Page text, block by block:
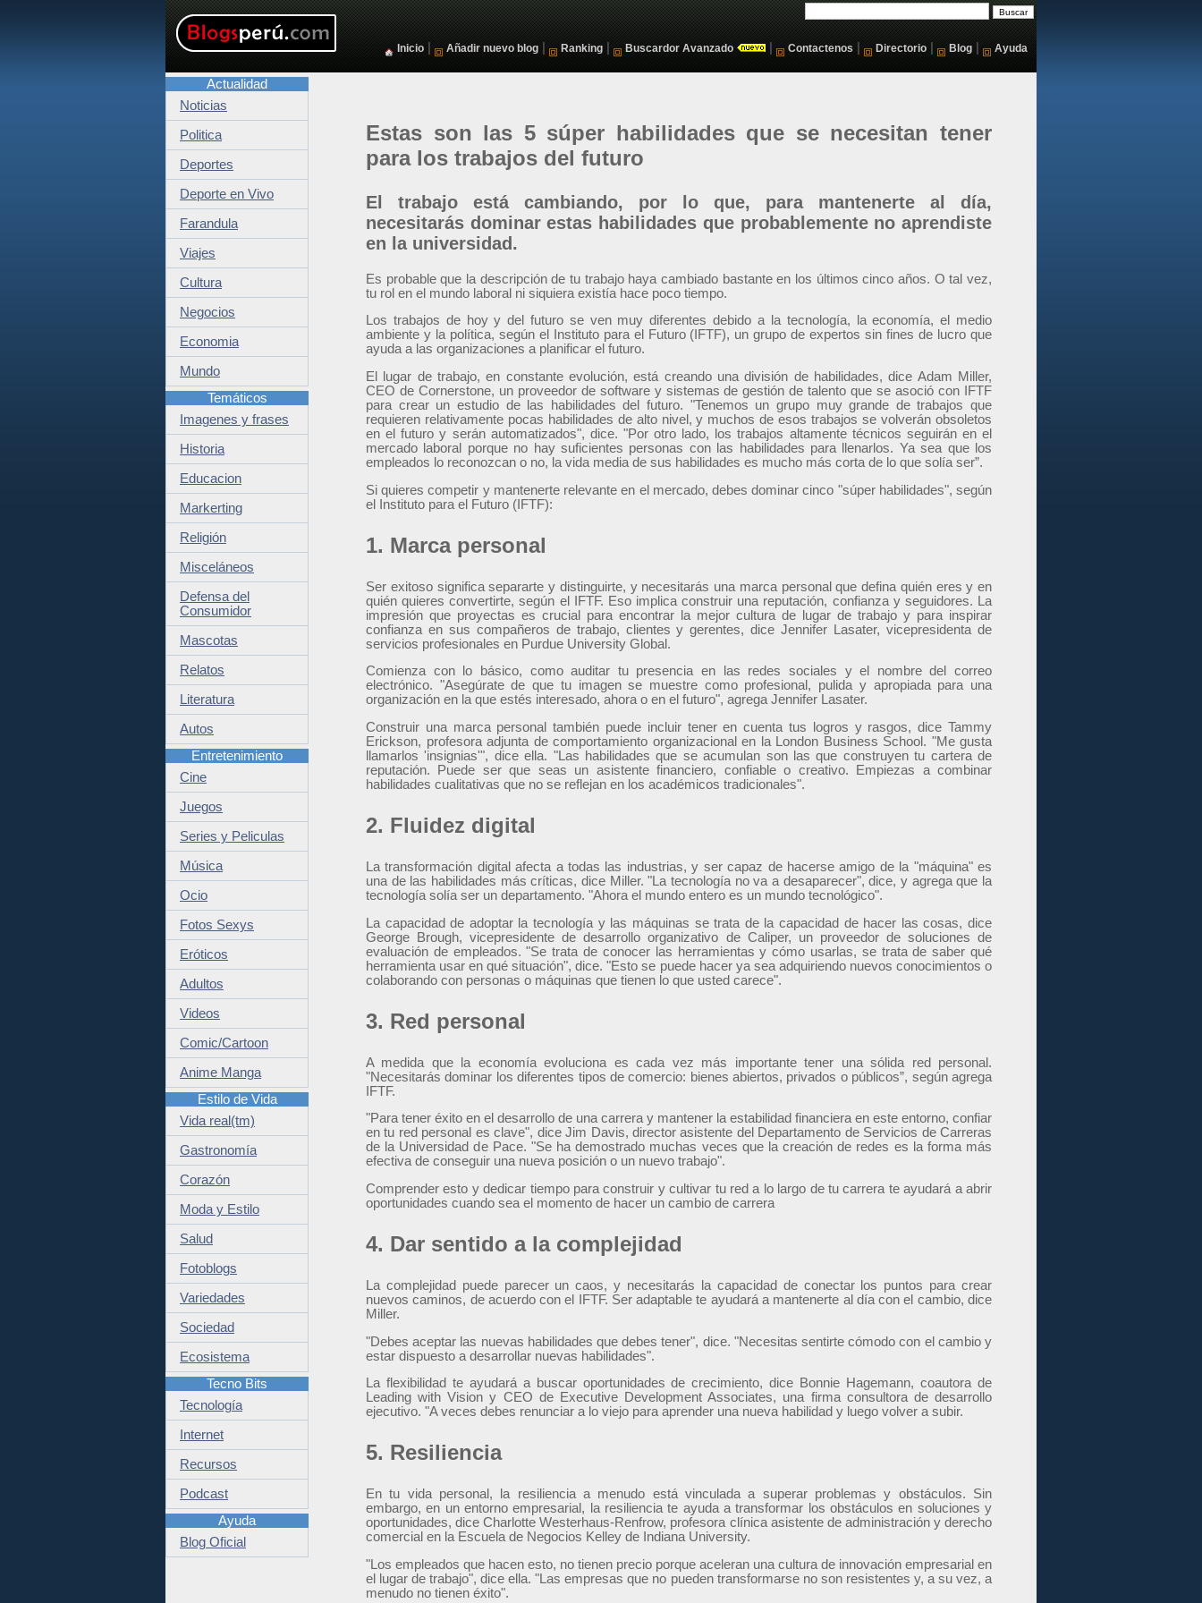
Inicio Añadir nuevo blog Ranking Buscardor Avanzado Contactenos Directorio Blog Ayuda
Estas son las 5 súper habilidades que se necesitan tener
para los trabajos del futuro
El trabajo está cambiando, por lo que, para mantenerte al día,
necesitarás dominar estas habilidades que probablemente no aprendiste
en la universidad.
Es probable que la descripción de tu trabajo haya cambiado bastante en los últimos cinco años. O tal vez,
tu rol en el mundo laboral ni siquiera existía hace poco tiempo.
Los trabajos de hoy y del futuro se ven muy diferentes debido a la tecnología, la economía, el medio
ambiente y la política, según el Instituto para el Futuro (IFTF), un grupo de expertos sin fines de lucro que
ayuda a las organizaciones a planificar el futuro.
El lugar de trabajo, en constante evolución, está creando una división de habilidades, dice Adam Miller,
CEO de Cornerstone, un proveedor de software y sistemas de gestión de talento que se asoció con IFTF
para crear un estudio de las habilidades del futuro. "Tenemos un grupo muy grande de trabajos que
requieren relativamente pocas habilidades de alto nivel, y muchos de esos trabajos se volverán obsoletos
en el futuro y serán automatizados", dice. "Por otro lado, los trabajos altamente técnicos seguirán en el
mercado laboral porque no hay suficientes personas con las habilidades para llenarlos. Ya sea que los
empleados lo reconozcan o no, la vida media de sus habilidades es mucho más corta de lo que solía ser”.
Si quieres competir y mantenerte relevante en el mercado, debes dominar cinco "súper habilidades", según
el Instituto para el Futuro (IFTF):
1. Marca personal
Ser exitoso significa separarte y distinguirte, y necesitarás una marca personal que defina quién eres y en
quién quieres convertirte, según el IFTF. Eso implica construir una reputación, confianza y seguidores. La
impresión que proyectas es crucial para encontrar la mejor cultura de lugar de trabajo y para inspirar
confianza en sus compañeros de trabajo, clientes y gerentes, dice Jennifer Lasater, vicepresidenta de
servicios profesionales en Purdue University Global.
Comienza con lo básico, como auditar tu presencia en las redes sociales y el nombre del correo
electrónico. "Asegúrate de que tu imagen se muestre como profesional, pulida y apropiada para una
organización en la que estés interesado, ahora o en el futuro", agrega Jennifer Lasater.
Construir una marca personal también puede incluir tener en cuenta tus logros y rasgos, dice Tammy
Erickson, profesora adjunta de comportamiento organizacional en la London Business School. "Me gusta
llamarlos 'insignias'", dice ella. "Las habilidades que se acumulan son las que construyen tu cartera de
reputación. Puede ser que seas un asistente financiero, confiable o creativo. Empiezas a combinar
habilidades cualitativas que no se reflejan en los académicos tradicionales".
2. Fluidez digital
La transformación digital afecta a todas las industrias, y ser capaz de hacerse amigo de la "máquina" es
una de las habilidades más críticas, dice Miller. "La tecnología no va a desaparecer", dice, y agrega que la
tecnología solía ser un departamento. "Ahora el mundo entero es un mundo tecnológico".
La capacidad de adoptar la tecnología y las máquinas se trata de la capacidad de hacer las cosas, dice
George Brough, vicepresidente de desarrollo organizativo de Caliper, un proveedor de soluciones de
evaluación de empleados. "Se trata de conocer las herramientas y cómo usarlas, se trata de saber qué
herramienta usar en qué situación", dice. "Esto se puede hacer ya sea adquiriendo nuevos conocimientos o
colaborando con personas o máquinas que tienen lo que usted carece".
3. Red personal
A medida que la economía evoluciona es cada vez más importante tener una sólida red personal.
"Necesitarás dominar los diferentes tipos de comercio: bienes abiertos, privados o públicos”, según agrega
IFTF.
"Para tener éxito en el desarrollo de una carrera y mantener la estabilidad financiera en este entorno, confiar
en tu red personal es clave", dice Jim Davis, director asistente del Departamento de Servicios de Carreras
de la Universidad de Pace. "Se ha demostrado muchas veces que la creación de redes es la forma más
efectiva de conseguir una nueva posición o un nuevo trabajo".
Comprender esto y dedicar tiempo para construir y cultivar tu red a lo largo de tu carrera te ayudará a abrir
oportunidades cuando sea el momento de hacer un cambio de carrera
4. Dar sentido a la complejidad
La complejidad puede parecer un caos, y necesitarás la capacidad de conectar los puntos para crear
nuevos caminos, de acuerdo con el IFTF. Ser adaptable te ayudará a mantenerte al día con el cambio, dice
Miller.
"Debes aceptar las nuevas habilidades que debes tener", dice. "Necesitas sentirte cómodo con el cambio y
estar dispuesto a desarrollar nuevas habilidades".
La flexibilidad te ayudará a buscar oportunidades de crecimiento, dice Bonnie Hagemann, coautora de
Leading with Vision y CEO de Executive Development Associates, una firma consultora de desarrollo
ejecutivo. "A veces debes renunciar a lo viejo para aprender una nueva habilidad y luego volver a subir.
5. Resiliencia
En tu vida personal, la resiliencia a menudo está vinculada a superar problemas y obstáculos. Sin
embargo, en un entorno empresarial, la resiliencia te ayuda a transformar los obstáculos en soluciones y
oportunidades, dice Charlotte Westerhaus-Renfrow, profesora clínica asistente de administración y derecho
comercial en la Escuela de Negocios Kelley de Indiana University.
"Los empleados que hacen esto, no tienen precio porque aceleran una cultura de innovación empresarial en
el lugar de trabajo", dice ella. "Las empresas que no pueden transformarse no son resistentes y, a su vez, a
menudo no tienen éxito".
Actualidad
Noticias
Politica
Deportes
Deporte en Vivo
Farandula
Viajes
Cultura
Negocios
Economia
Mundo
Temáticos
Imagenes y frases
Historia
Educacion
Markerting
Religión
Misceláneos
Defensa del
Consumidor
Mascotas
Relatos
Literatura
Autos
Entretenimiento
Cine
Juegos
Series y Peliculas
Música
Ocio
Fotos Sexys
Eróticos
Adultos
Videos
Comic/Cartoon
Anime Manga
Estilo de Vida
Vida real(tm)
Gastronomía
Corazón
Moda y Estilo
Salud
Fotoblogs
Variedades
Sociedad
Ecosistema
Tecno Bits
Tecnología
Internet
Recursos
Podcast
Ayuda
Blog Oficial